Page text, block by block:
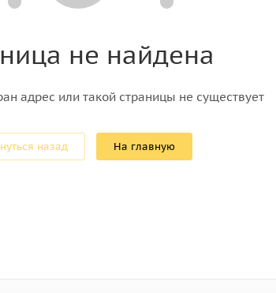
не найдена
адрес или такой страницы не существует
назад На главную